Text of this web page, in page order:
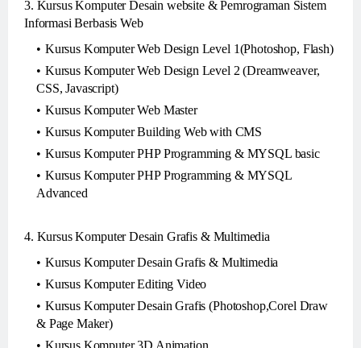
3. Kursus Komputer Desain website & Pemrograman Sistem
Informasi Berbasis Web
Kursus Komputer Web Design Level 1(Photoshop, Flash)
Kursus Komputer Web Design Level 2 (Dreamweaver,
CSS, Javascript)
Kursus Komputer Web Master
Kursus Komputer Building Web with CMS
Kursus Komputer PHP Programming & MYSQL basic
Kursus Komputer PHP Programming & MYSQL
Advanced
4. Kursus Komputer Desain Grafis & Multimedia
Kursus Komputer Desain Grafis & Multimedia
Kursus Komputer Editing Video
Kursus Komputer Desain Grafis (Photoshop,Corel Draw
& Page Maker)
Kursus Komputer 3D Animation